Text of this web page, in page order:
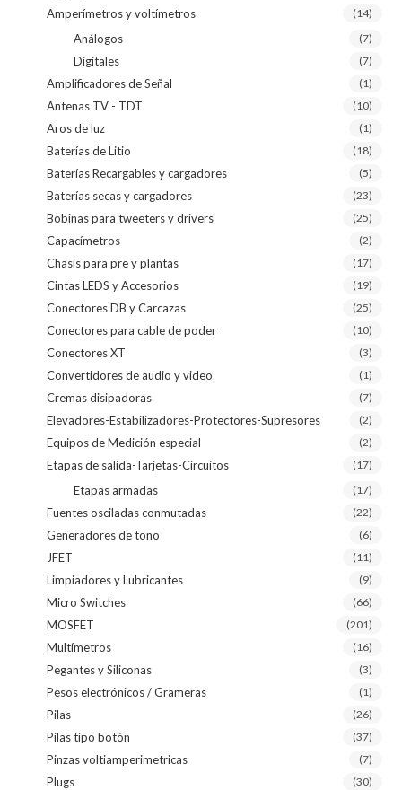
Amperímetros y voltímetros (14)
Análogos (7)
Digitales (7)
Amplificadores de Señal (1)
Antenas TV - TDT (10)
Aros de luz (1)
Baterías de Litio (18)
Baterías Recargables y cargadores (5)
Baterías secas y cargadores (23)
Bobinas para tweeters y drivers (25)
Capacímetros (2)
Chasis para pre y plantas (17)
Cintas LEDS y Accesorios (19)
Conectores DB y Carcazas (25)
Conectores para cable de poder (10)
Conectores XT (3)
Convertidores de audio y video (1)
Cremas disipadoras (7)
Elevadores-Estabilizadores-Protectores-Supresores (2)
Equipos de Medición especial (2)
Etapas de salida-Tarjetas-Circuitos (17)
Etapas armadas (17)
Fuentes osciladas conmutadas (22)
Generadores de tono (6)
JFET (11)
Limpiadores y Lubricantes (9)
Micro Switches (66)
MOSFET (201)
Multímetros (16)
Pegantes y Siliconas (3)
Pesos electrónicos / Grameras (1)
Pilas (26)
Pilas tipo botón (37)
Pinzas voltiamperimetricas (7)
Plugs (30)